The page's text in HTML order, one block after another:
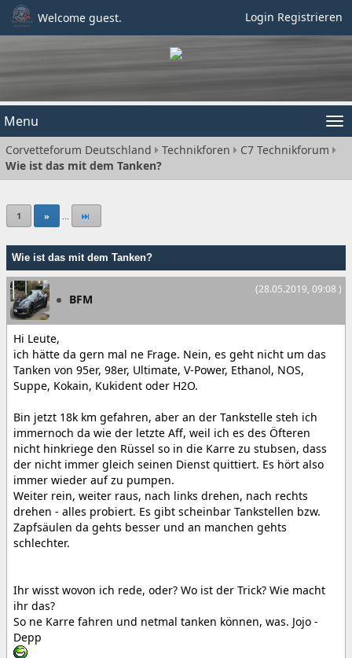
Welcome guest. Login Registrieren
Menu
Corvetteforum Deutschland Technikforen
C7 Technikforum
Wie ist das mit dem Tanken?
1 » ...
Wie ist das mit dem Tanken?
(28.05.2019, 09:08 )
BFM
Hi Leute,
ich hätte da gern mal ne Frage. Nein, es geht nicht um das
Tanken von 95er, 98er, Ultimate, V-Power, Ethanol, NOS,
Suppe, Kokain, Kukident oder H2O.
Bin jetzt 18k km gefahren, aber an der Tankstelle steh ich
immernoch da wie der letzte Aff, weil ich es des Öfteren
nicht hinkriege den Rüssel so in die Karre zu stubsen, dass
der nicht immer gleich seinen Dienst quittiert. Es hört also
immer wieder auf zu pumpen.
Weiter rein, weiter raus, nach links drehen, nach rechts
drehen - alles probiert. Es gibt scheinbar Tankstellen bzw.
Zapfsäulen da gehts besser und an manchen gehts
schlechter.
Ihr wisst wovon ich rede, oder? Wo ist der Trick? Wie macht
ihr das?
So ne Karre fahren und netmal tanken können, was. Jojo -
Depp